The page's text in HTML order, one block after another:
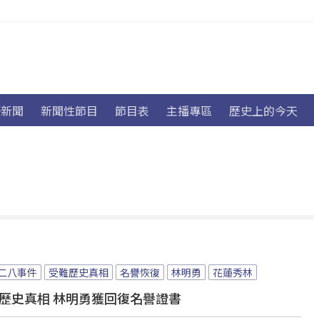
聞 新聞性節目 節目表 主播專區 歷史上的今天
八事件 受難歷史真相 名譽恢復 林明勇 花蓮秀林
史真相 林明勇獲回復名譽證書